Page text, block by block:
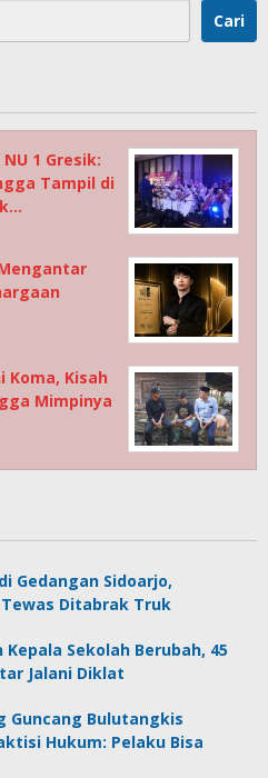
Cari
1 Gresik:
Tampil di
Koma, Kisah
Mimpinya
Gedangan Sidoarjo,
Ditabrak Truk
Sekolah Berubah, 45
Jalani Diklat
Guncang Bulutangkis
Hukum: Pelaku Bisa